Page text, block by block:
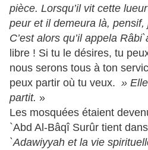
pièce. Lorsqu’il vit cette
peur et il demeura là, pensif,
C’est alors qu’il appela
libre ! Si tu le désires, tu
nous serons tous à ton
peux partir où tu veux. »
partit. »
Les mosquées étaient
`Abd Al-Bâqî Surûr tient
`Adawiyyah et la vie